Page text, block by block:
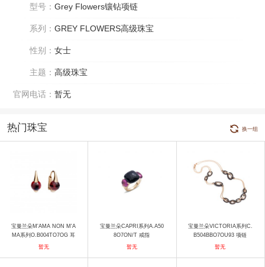
型号： Grey Flowers镶钻项链
系列： GREY FLOWERS高级珠宝
性别： 女士
主题： 高级珠宝
官网电话： 暂无
热门珠宝 换一组
宝曼兰朵M'AMA NON M'A
MA系列O.B004TO7OG 耳
饰
暂无
宝曼兰朵CAPRI系列A.A50
8O7ON/T 戒指
暂无
宝曼兰朵VICTORIA系列C.
B504BBO7OU93 项链
暂无